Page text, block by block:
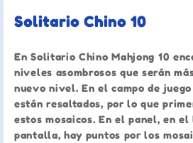
Solitario Chino 10
En Solitario Chino Mahjong 10
niveles asombrosos que serán
nuevo nivel. En el campo de
están resaltados, por lo que
estos mosaicos. En el panel, en
pantalla, hay puntos por los